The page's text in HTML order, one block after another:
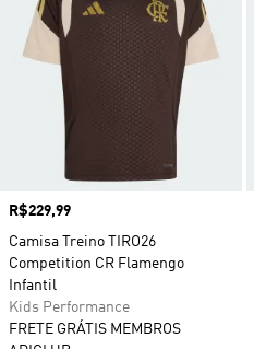
Preço
R$229,99
Camisa Treino TIRO26
Competition CR Flamengo
Infantil
Kids Performance
FRETE GRÁTIS MEMBROS